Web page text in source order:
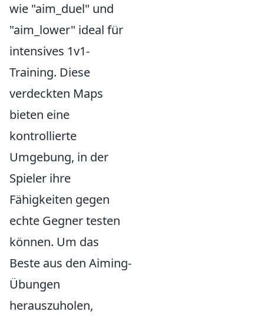
wie "aim_duel" und
"aim_lower" ideal für
intensives 1v1-
Training. Diese
verdeckten Maps
bieten eine
kontrollierte
Umgebung, in der
Spieler ihre
Fähigkeiten gegen
echte Gegner testen
können. Um das
Beste aus den Aiming-
Übungen
herauszuholen,